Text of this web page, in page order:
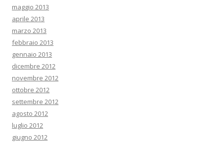
maggio 2013
aprile 2013
marzo 2013
febbraio 2013
gennaio 2013
dicembre 2012
novembre 2012
ottobre 2012
settembre 2012
agosto 2012
luglio 2012
giugno 2012